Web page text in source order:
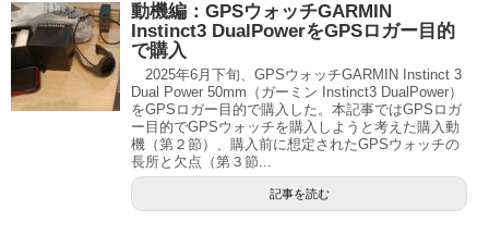
動機編：GPSウォッチGARMIN
Instinct3 DualPowerをGPSロガー目的
で購入
2025年6月下旬、GPSウォッチGARMIN Instinct 3
Dual Power 50mm（ガーミン Instinct3 DualPower）
をGPSロガー目的で購入した。本記事ではGPSロガ
ー目的でGPSウォッチを購入しようと考えた購入動
機（第２節）、購入前に想定されたGPSウォッチの
長所と欠点（第３節...
記事を読む